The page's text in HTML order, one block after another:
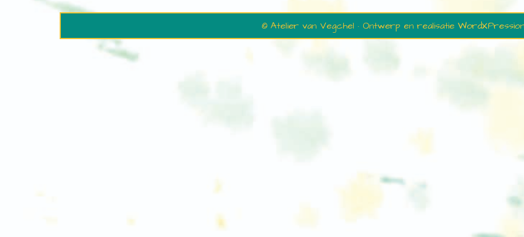
© Atelier van Vegchel · Ontwerp en realisatie WordXPression